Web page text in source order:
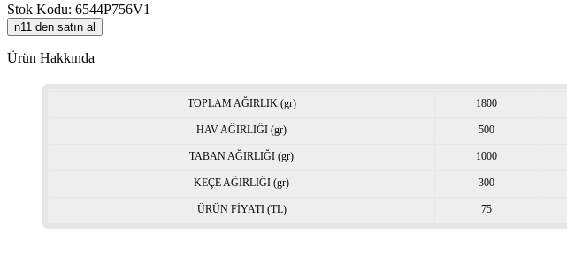
Stok Kodu: 6544P756V1
n11 den satın al
Ürün Hakkında
TOPLAM AĞIRLIK (gr) 1800
HAV AĞIRLIĞI (gr) 500
TABAN AĞIRLIĞI (gr) 1000
KEÇE AĞIRLIĞI (gr) 300
ÜRÜN FİYATI (TL) 75